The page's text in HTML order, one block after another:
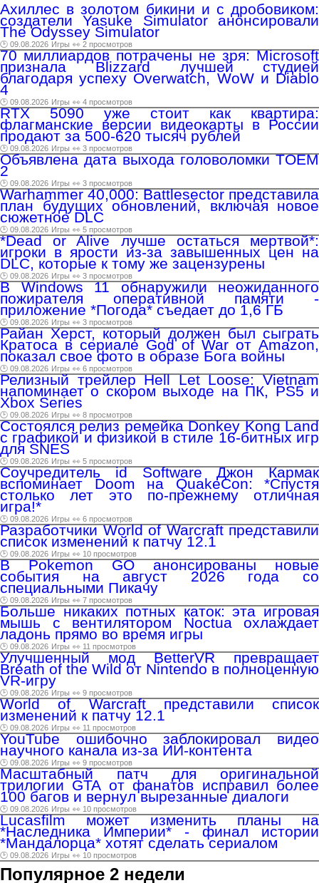
Ахиллес в золотом бикини и с дробовиком:
создатели Yasuke Simulator анонсировали
The Odyssey Simulator
🕑 09.08.2026 Игры 👀 2 просмотров
70 миллиардов потрачены не зря: Microsoft
признала Blizzard лучшей студией
благодаря успеху Overwatch, WoW и Diablo
4
🕑 09.08.2026 Игры 👀 4 просмотров
RTX 5090 уже стоит как квартира:
флагманские версии видеокарты в России
продают за 500-620 тысяч рублей
🕑 09.08.2026 Игры 👀 3 просмотров
Объявлена дата выхода головоломки TOEM
2
🕑 09.08.2026 Игры 👀 3 просмотров
Warhammer 40,000: Battlesector представила
план будущих обновлений, включая новое
сюжетное DLC
🕑 09.08.2026 Игры 👀 5 просмотров
*Dead or Alive лучше остаться мертвой*:
игроки в ярости из-за завышенных цен на
DLC, которые к тому же зацензурены
🕑 09.08.2026 Игры 👀 3 просмотров
В Windows 11 обнаружили неожиданного
пожирателя оперативной памяти -
приложение *Погода* съедает до 1,6 ГБ
🕑 09.08.2026 Игры 👀 3 просмотров
Райан Херст, который должен был сыграть
Кратоса в сериале God of War от Amazon,
показал свое фото в образе Бога войны
🕑 09.08.2026 Игры 👀 6 просмотров
Релизный трейлер Hell Let Loose: Vietnam
напоминает о скором выходе на ПК, PS5 и
Xbox Series
🕑 09.08.2026 Игры 👀 8 просмотров
Состоялся релиз ремейка Donkey Kong Land
с графикой и физикой в стиле 16-битных игр
для SNES
🕑 09.08.2026 Игры 👀 5 просмотров
Соучредитель id Software Джон Кармак
вспоминает Doom на QuakeCon: *Спустя
столько лет это по-прежнему отличная
игра!*
🕑 09.08.2026 Игры 👀 6 просмотров
Разработчики World of Warcraft представили
список изменений к патчу 12.1
🕑 09.08.2026 Игры 👀 10 просмотров
В Pokemon GO анонсированы новые
события на август 2026 года со
специальными Пикачу
🕑 09.08.2026 Игры 👀 7 просмотров
Больше никаких потных каток: эта игровая
мышь с вентилятором Noctua охлаждает
ладонь прямо во время игры
🕑 09.08.2026 Игры 👀 11 просмотров
Улучшенный мод BetterVR превращает
Breath of the Wild от Nintendo в полноценную
VR-игру
🕑 09.08.2026 Игры 👀 9 просмотров
World of Warcraft представили список
изменений к патчу 12.1
🕑 09.08.2026 Игры 👀 11 просмотров
YouTube ошибочно заблокировал видео
научного канала из-за ИИ-контента
🕑 09.08.2026 Игры 👀 9 просмотров
Масштабный патч для оригинальной
трилогии GTA от фанатов исправил более
100 багов и вернул вырезанные диалоги
🕑 09.08.2026 Игры 👀 10 просмотров
Lucasfilm может изменить планы на
*Наследника Империи* - финал истории
*Мандалорца* хотят сделать сериалом
🕑 09.08.2026 Игры 👀 10 просмотров
Популярное 2 недели